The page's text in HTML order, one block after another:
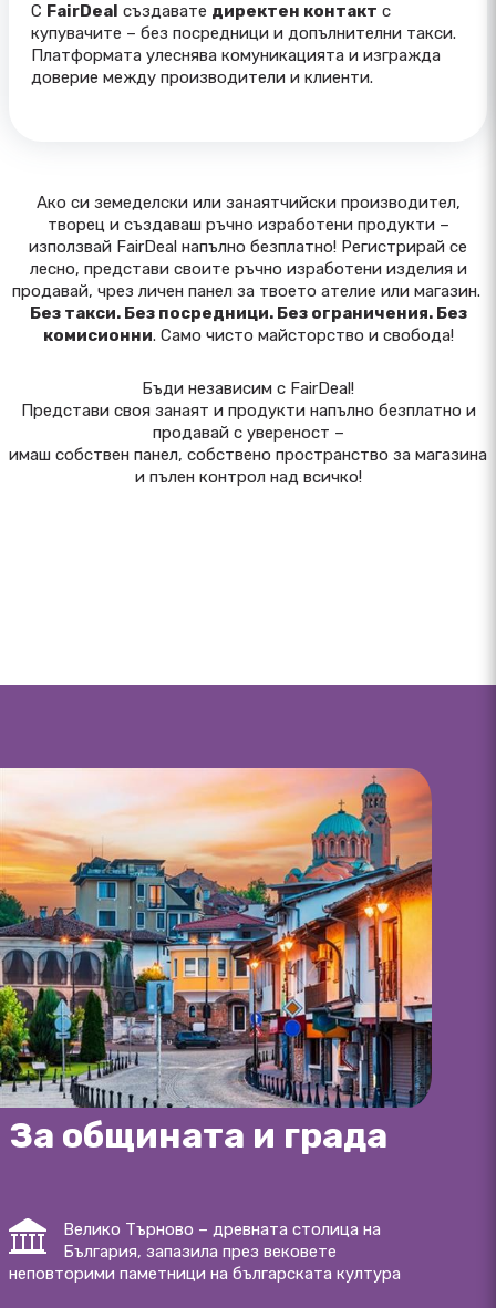
С FairDeal създавате директен контакт с
купувачите – без посредници и допълнителни такси.
Платформата улеснява комуникацията и изгражда
доверие между производители и клиенти.
Ако си земеделски или занаятчийски производител,
творец и създаваш ръчно изработени продукти –
използвай FairDeal напълно безплатно! Регистрирай се
лесно, представи своите ръчно изработени изделия и
продавай, чрез личен панел за твоето ателие или магазин.
Без такси. Без посредници. Без ограничения. Без
комисионни. Само чисто майсторство и свобода!
Бъди независим с FairDeal!
Представи своя занаят и продукти напълно безплатно и
продавай с увереност –
имаш собствен панел, собствено пространство за магазина
и пълен контрол над всичко!
За общината и града
Велико Търново – древната столица на
България, запазила през вековете
неповторими паметници на българската култура